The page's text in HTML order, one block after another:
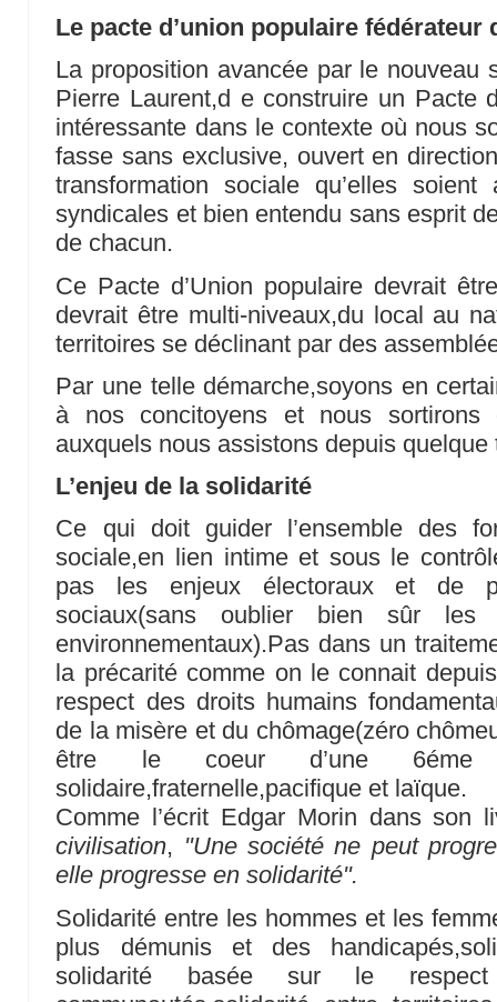
Le pacte d’union populaire fédérateur
La proposition avancée par le nouveau
Pierre Laurent,d e construire un Pacte
intéressante dans le contexte où nous
fasse sans exclusive, ouvert en
transformation sociale qu’elles
syndicales et bien entendu sans esprit
de chacun.
Ce Pacte d’Union populaire devrait
devrait être multi-niveaux,du local au
territoires se déclinant par des
Par une telle démarche,soyons en
à nos concitoyens et nous sortirons
auxquels nous assistons depuis quelque
L’enjeu de la solidarité
Ce qui doit guider l’ensemble des
sociale,en lien intime et sous le
pas les enjeux électoraux et de
sociaux(sans oublier bien sûr les
environnementaux).Pas dans un
la précarité comme on le connait
respect des droits humains
de la misère et du chômage(zéro
être le coeur d’une 6éme
solidaire,fraternelle,pacifique et laïque.
Comme l’écrit Edgar Morin dans son
civilisation, "Une société ne peut
elle progresse en solidarité".
Solidarité entre les hommes et les
plus démunis et des
solidarité basée sur le